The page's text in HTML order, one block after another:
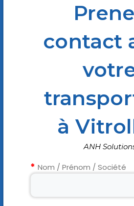
contact
à
ANH
Nom / Prénom / Société